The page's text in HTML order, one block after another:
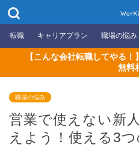
転職 キャリアプラン 職場の悩み
【こんな会社転職してやる
無料
職場の悩み
営業で使えない新
えよう！使える3